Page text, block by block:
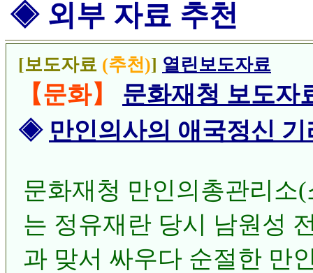
◈ 외부 자료 추천
[보도자료 (추천)] 열린보도자료
【문화】
문화재청 보도자
◈ 만인의사의 애국정신
문화재청 만인의총관리소
는 정유재란 당시 남원성
과 맞서 싸우다 순절한 만